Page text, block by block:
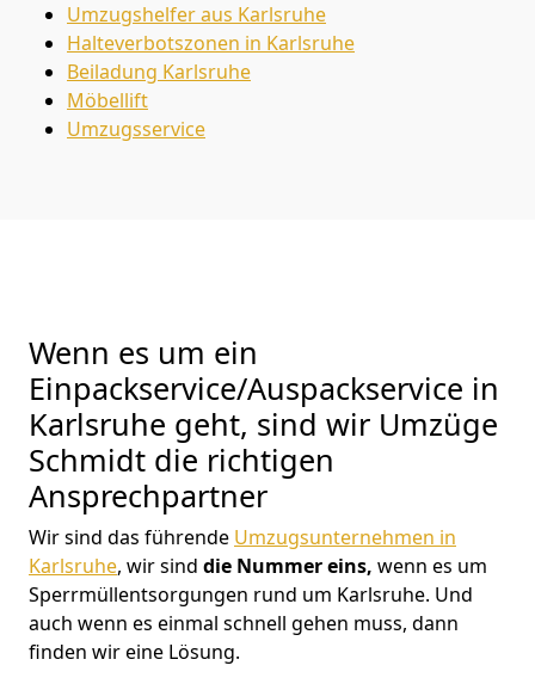
Umzugshelfer aus Karlsruhe
Halteverbotszonen in Karlsruhe
Beiladung Karlsruhe
Möbellift
Umzugsservice
Wenn es um ein
Einpackservice/Auspackservice in
Karlsruhe geht, sind wir Umzüge
Schmidt die richtigen
Ansprechpartner
Wir sind das führende Umzugsunternehmen in
Karlsruhe, wir sind die Nummer eins, wenn es um
Sperrmüllentsorgungen rund um Karlsruhe. Und
auch wenn es einmal schnell gehen muss, dann
finden wir eine Lösung.